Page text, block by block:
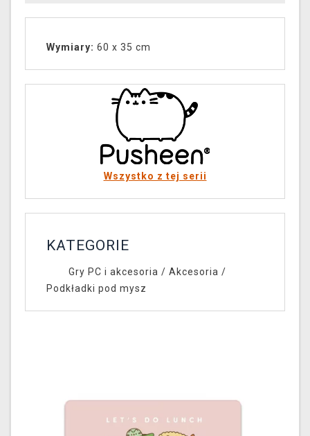
Wymiary: 60 x 35 cm
Wszystko z tej serii
KATEGORIE
Gry PC i akcesoria / Akcesoria /
Podkładki pod mysz